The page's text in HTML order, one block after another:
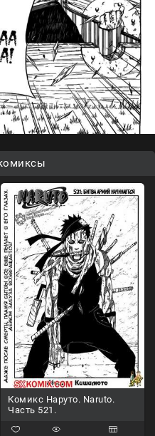
Комикс Наруто. Naruto.
Часть 521.